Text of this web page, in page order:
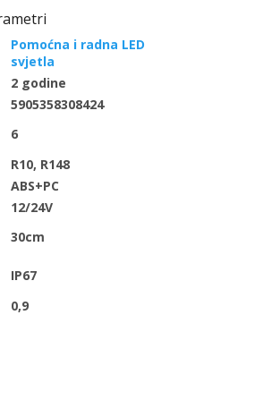
Pomoćna i radna LED
svjetla
2 godine
5905358308424
6
R10, R148
ABS+PC
12/24V
30cm
IP67
0,9